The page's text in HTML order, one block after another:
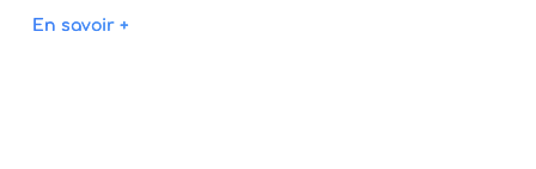
En savoir +